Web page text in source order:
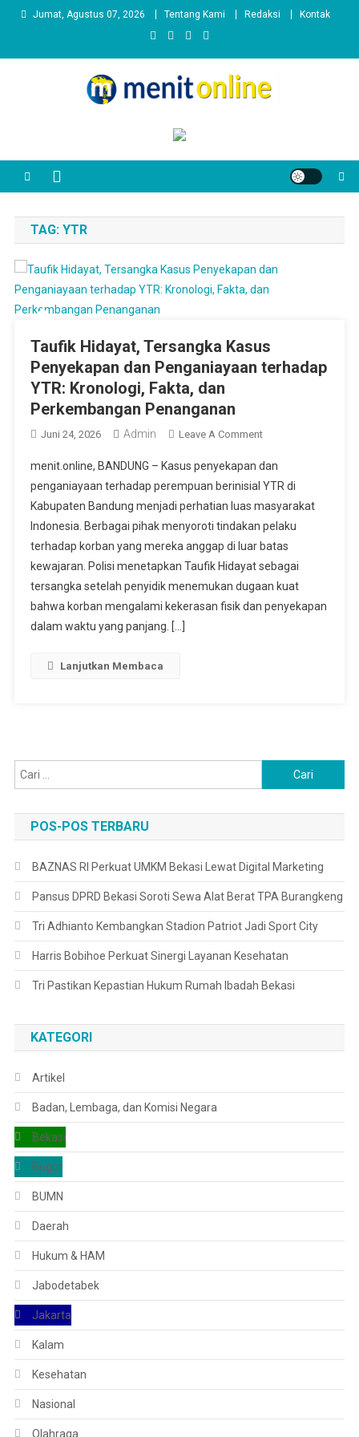
Jumat, Agustus 07, 2026 Tentang Kami Redaksi Kontak
TAG: YTR
Taufik Hidayat, Tersangka Kasus
Penyekapan dan Penganiayaan terhadap
YTR: Kronologi, Fakta, dan
Perkembangan Penanganan
Juni 24, 2026 Admin Leave A CommentOn
Hidayat,
Tersangka
Kasus
Penyekapan
Dan
Penganiayaan
Terhadap
menit.online, BANDUNG – Kasus penyekapan dan
penganiayaan terhadap perempuan berinisial YTR di
Kabupaten Bandung menjadi perhatian luas masyarakat
Indonesia. Berbagai pihak menyoroti tindakan pelaku
terhadap korban yang mereka anggap di luar batas
kewajaran. Polisi menetapkan Taufik Hidayat sebagai
tersangka setelah penyidik menemukan dugaan kuat
bahwa korban mengalami kekerasan fisik dan penyekapan
dalam waktu yang panjang. […]
Lanjutkan Membaca
untuk:
POS-POS TERBARU
BAZNAS RI Perkuat UMKM Bekasi Lewat Digital Marketing
Pansus DPRD Bekasi Soroti Sewa Alat Berat TPA Burangkeng
Tri Adhianto Kembangkan Stadion Patriot Jadi Sport City
Harris Bobihoe Perkuat Sinergi Layanan Kesehatan
Tri Pastikan Kepastian Hukum Rumah Ibadah Bekasi
KATEGORI
Artikel
Badan, Lembaga, dan Komisi Negara
Bekasi
Bogor
BUMN
Daerah
Hukum & HAM
Jabodetabek
Jakarta
Kalam
Kesehatan
Nasional
Olahraga